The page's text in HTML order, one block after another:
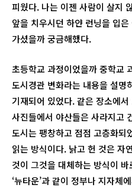
피웠다. 나는 이젠 사람이 살지
앞을 치우시던 하얀 런닝을 입
가셨을까 궁금해했다.
초등학교 과정이었을까 중학교
도시경관 변화라는 내용을 설명
기재되어 있었다. 같은 장소에
사진들에서 야산들은 사라지고
도시는 팽창하고 점점 고층화되
읽는 방식이다. 낡고 헌 것은 자
것이 그것을 대체하는 방식이 바
‘뉴타운’과 같이 정부나 지자체